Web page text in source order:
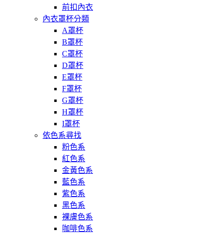
前扣內衣
內衣罩杯分類
A罩杯
B罩杯
C罩杯
D罩杯
E罩杯
F罩杯
G罩杯
H罩杯
I罩杯
依色系尋找
粉色系
紅色系
金黃色系
藍色系
紫色系
黑色系
裸膚色系
咖啡色系